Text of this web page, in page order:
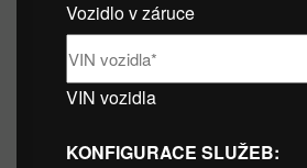
Vozidlo v záruce
VIN vozidla
KONFIGURACE SLUŽEB: